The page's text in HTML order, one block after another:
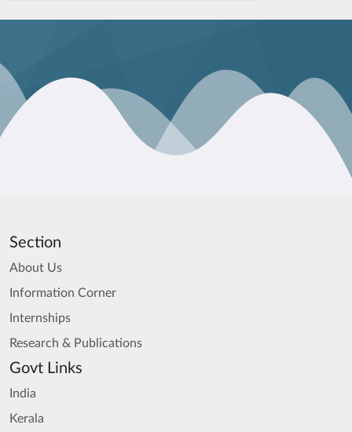
Section
About Us
Information Corner
Internships
Research & Publications
Govt Links
India
Kerala